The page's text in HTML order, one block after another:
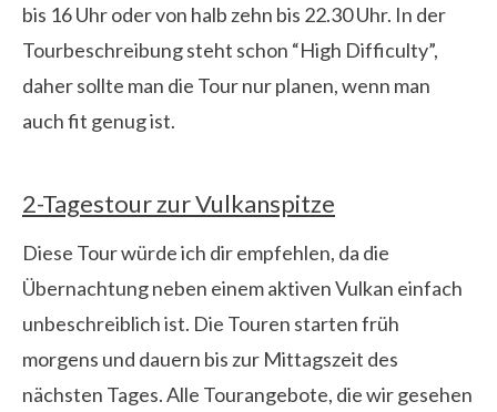
bis 16 Uhr oder von halb zehn bis 22.30 Uhr. In der
Tourbeschreibung steht schon “High Difficulty”,
daher sollte man die Tour nur planen, wenn man
auch fit genug ist.
2-Tagestour zur Vulkanspitze
Diese Tour würde ich dir empfehlen, da die
Übernachtung neben einem aktiven Vulkan einfach
unbeschreiblich ist. Die Touren starten früh
morgens und dauern bis zur Mittagszeit des
nächsten Tages. Alle Tourangebote, die wir gesehen